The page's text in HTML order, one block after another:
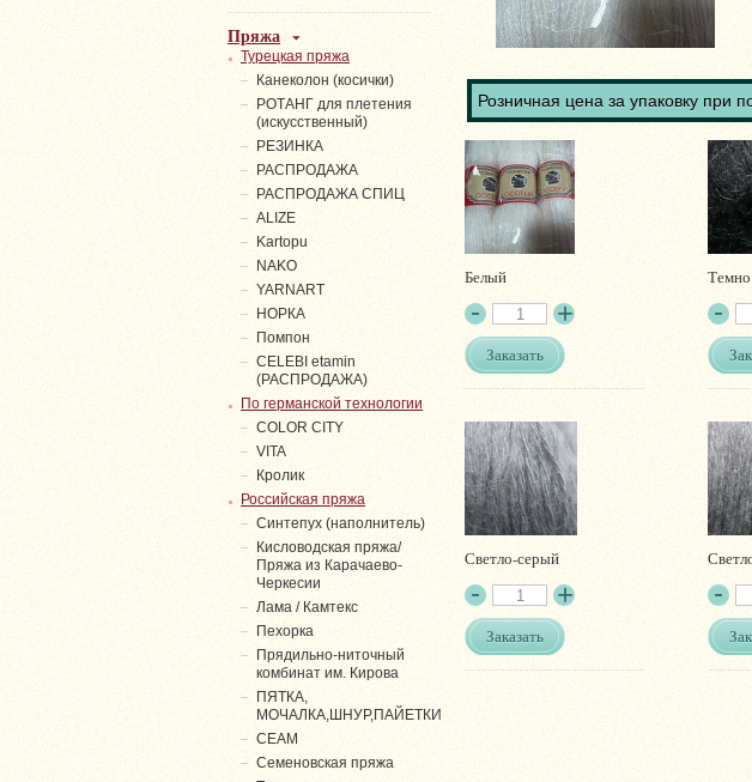
Розничная цена за упаковку при
Белый
Заказать
Светло-серый
Заказать
Пряжа
Турецкая пряжа
Канеколон (косички)
РОТАНГ для плетения
(искусственный)
PЕЗИНКА
РАСПРОДАЖА
РАСПРОДАЖА СПИЦ
ALIZE
Kartopu
NAKO
YARNART
НОРКА
Помпон
СELEBI etamin
(РАСПРОДАЖА)
По германской технологии
COLOR CITY
VITA
Кролик
Российская пряжа
Синтепух (наполнитель)
Кисловодская пряжа/
Пряжа из Карачаево-
Черкесии
Лама / Камтекс
Пехорка
Прядильно-ниточный
комбинат им. Кирова
ПЯТКА,
МОЧАЛКА,ШНУР,ПАЙЕТКИ
СЕАМ
Семеновская пряжа